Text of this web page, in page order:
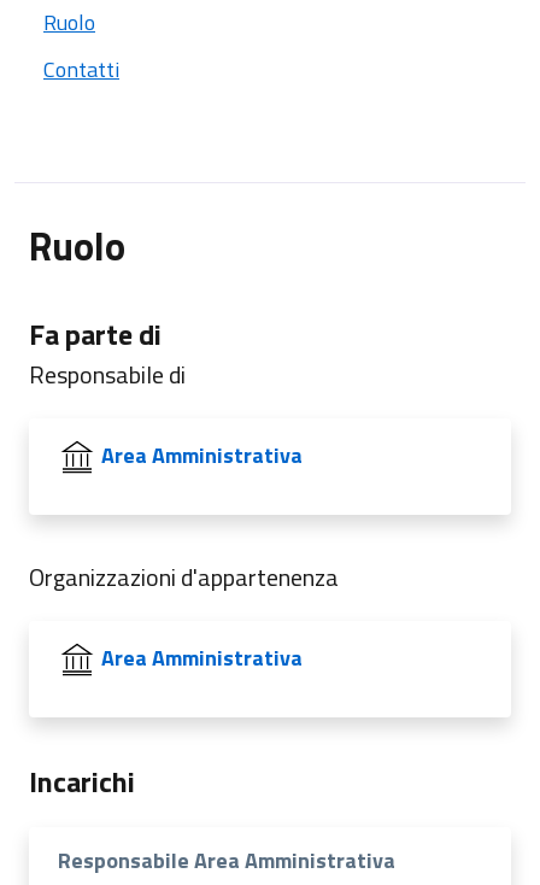
Ruolo
Contatti
Ruolo
Fa parte di
Responsabile di
Area Amministrativa
Organizzazioni d'appartenenza
Area Amministrativa
Incarichi
Responsabile Area Amministrativa